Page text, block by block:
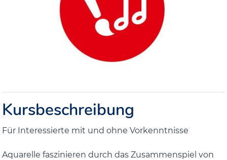
Kursbeschreibung
Für Interessierte mit und ohne Vorkenntnisse
Aquarelle faszinieren durch das Zusammenspiel von